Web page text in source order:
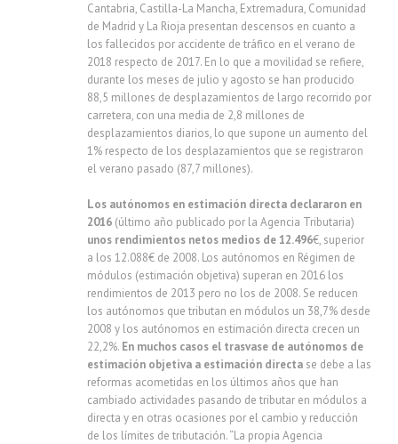
Cantabria, Castilla-La Mancha, Extremadura, Comunidad
de Madrid y La Rioja presentan descensos en cuanto a
los fallecidos por accidente de tráfico en el verano de
2018 respecto de 2017. En lo que a movilidad se refiere,
durante los meses de julio y agosto se han producido
88,5 millones de desplazamientos de largo recorrido por
carretera, con una media de 2,8 millones de
desplazamientos diarios, lo que supone un aumento del
1% respecto de los desplazamientos que se registraron
el verano pasado (87,7 millones).
Los autónomos en estimación directa declararon en
2016 (último año publicado por la Agencia Tributaria)
unos rendimientos netos medios de 12.496€, superior
a los 12.088€ de 2008. Los autónomos en Régimen de
módulos (estimación objetiva) superan en 2016 los
rendimientos de 2013 pero no los de 2008. Se reducen
los autónomos que tributan en módulos un 38,7% desde
2008 y los autónomos en estimación directa crecen un
22,2%. En muchos casos el trasvase de autónomos de
estimación objetiva a estimación directa se debe a las
reformas acometidas en los últimos años que han
cambiado actividades pasando de tributar en módulos a
directa y en otras ocasiones por el cambio y reducción
de los límites de tributación. “La propia Agencia